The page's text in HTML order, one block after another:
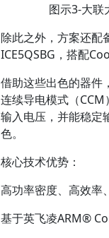
图示3-大联
除此之外，方案还配
ICE5QSBG，搭配
借助这些出色的器件
连续导电模式（
输入电压，并能稳定
色。
核心技术优势：
高功率密度、高效率
基于英飞凌ARM®